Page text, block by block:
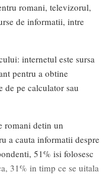
romani, televizorul,
de informatii, intre
internetul este sursa
pentru a obtine
de pe calculator sau
romani detin un
a cauta informatii despre
51% isi folosesc
31% in timp ce se uitala